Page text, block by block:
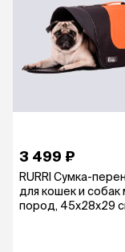
3 499 ₽
RURRI Сумка-
для кошек и собак
пород, 45x28x29